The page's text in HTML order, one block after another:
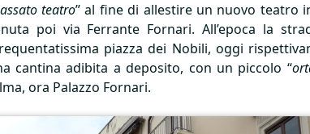
teatro” al fine di allestire un nuovo teatro
poi via Ferrante Fornari. All’epoca la
piazza dei Nobili, oggi
cantina adibita a deposito, con un piccolo “
ora Palazzo Fornari.